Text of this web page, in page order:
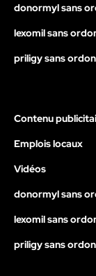
donormyl sans
lexomil sans
priligy sans
Contenu
Emplois locaux
Vidéos
donormyl sans
lexomil sans
priligy sans